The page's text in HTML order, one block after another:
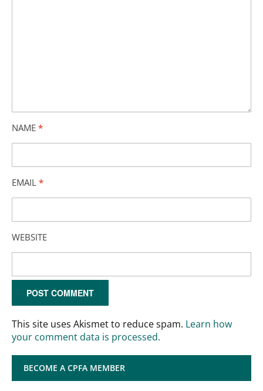
NAME *
EMAIL *
WEBSITE
This site uses Akismet to reduce spam. Learn how
your comment data is processed.
BECOME A CPFA MEMBER